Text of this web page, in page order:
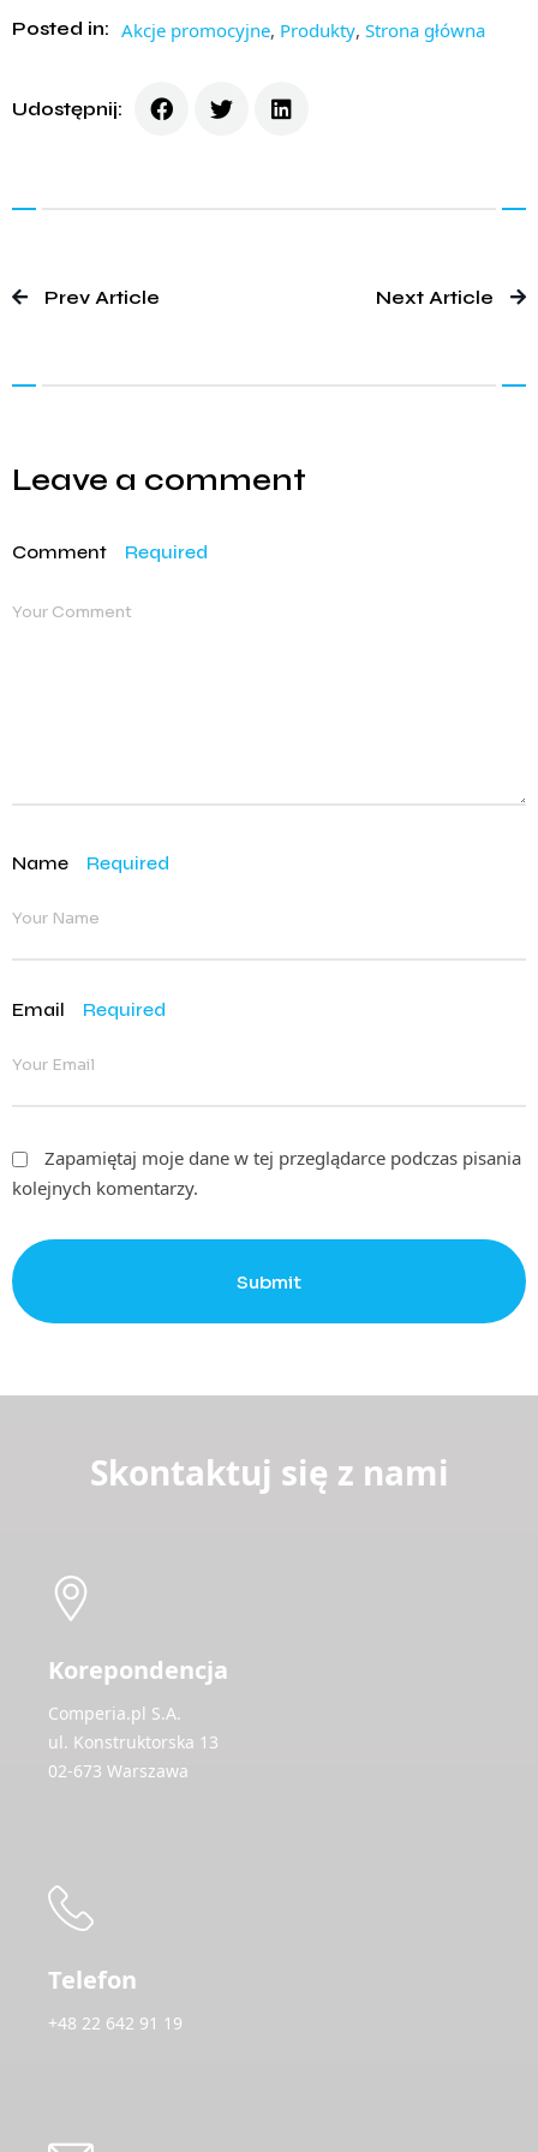
Posted in: Akcje promocyjne, Produkty, Strona główna
Udostępnij:
Prev Article Next Article
Leave a comment
Comment Required
Name Required
Email Required
Zapamiętaj moje dane w tej przeglądarce podczas pisania
kolejnych komentarzy.
Submit
Skontaktuj się z nami
Korepondencja
Comperia.pl S.A.
ul. Konstruktorska 13
02-673 Warszawa
Telefon
+48 22 642 91 19